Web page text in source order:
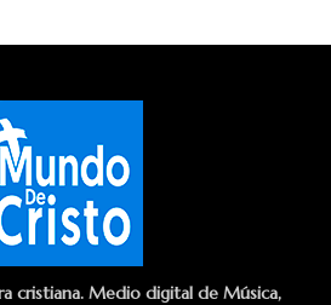
cristiana. Medio digital de Música,